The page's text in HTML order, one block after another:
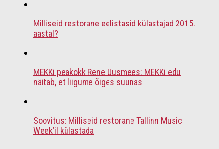
Milliseid restorane eelistasid külastajad 2015.
aastal?
MEKKi peakokk Rene Uusmees: MEKKi edu
näitab, et liigume õiges suunas
Soovitus: Milliseid restorane Tallinn Music
Week’il külastada